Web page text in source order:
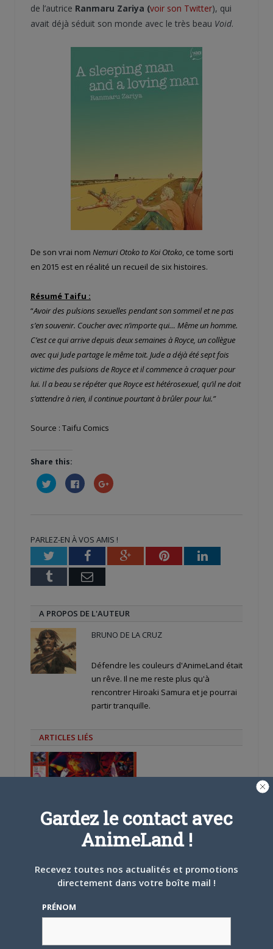
de l’autrice Ranmaru Zariya (voir son Twitter), qui
avait déjà séduit son monde avec le très beau Void.
De son vrai nom Nemuri Otoko to Koi Otoko, ce tome sorti
en 2015 est en réalité un recueil de six histoires.
Résumé Taifu :
“Avoir des pulsions sexuelles pendant son sommeil et ne pas
s’en souvenir. Coucher avec n’importe qui… Même un homme.
C’est ce qui arrive depuis deux semaines à Royce, un collègue
avec qui Jude partage le même toit. Jude a déjà été sept fois
victime des pulsions de Royce et il commence à craquer pour
lui. Il a beau se répéter que Royce est hétérosexuel, qu’il ne doit
s’attendre à rien, il continue pourtant à brûler pour lui.”
Source : Taifu Comics
Share this:
Cliquez
pour
partager
nouvelle
fenêtre)
Cliquez
pour
partager
fenêtre)
Cliquez
pour
nouvelle
fenêtre)
PARLEZ-EN À VOS AMIS !
TwitterFacebookGoogle+PinterestLinkedIn
Tumblr Email
A PROPOS DE L'AUTEUR
BRUNO DE LA CRUZ
Défendre les couleurs d'AnimeLand était
un rêve. Il ne me reste plus qu'à
rencontrer Hiroaki Samura et je pourrai
partir tranquille.
ARTICLES LIÉS
5 AOÛT 2026 0
L’AnimeLand Hors-Série
– Spécial Posters est
Gardez le contact avec
AnimeLand !
Recevez toutes nos actualités et promotions
directement dans votre boîte mail !
PRÉNOM